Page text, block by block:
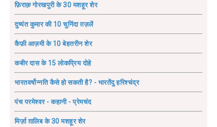
फ़िराक़ गोरखपुरी के 30 मशहूर शेर
दुष्यंत कुमार की 10 चुनिंदा ग़ज़लें
कैफ़ी आज़मी के 10 बेहतरीन शेर
कबीर दास के 15 लोकप्रिय दोहे
भारतवर्षोन्नति कैसे हो सकती है? - भारतेंदु हरिश्चंद्र
पंच परमेश्वर - कहानी - प्रेमचंद
मिर्ज़ा ग़ालिब के 30 मशहूर शेर